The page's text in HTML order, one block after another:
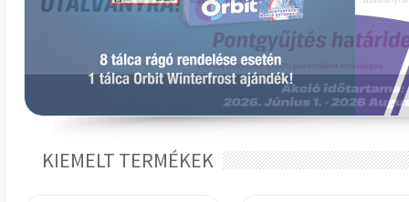
KIEMELT TERMÉKEK